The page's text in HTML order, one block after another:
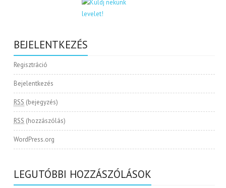
BEJELENTKEZÉS
Regisztráció
Bejelentkezés
RSS (bejegyzés)
RSS (hozzászólás)
WordPress.org
LEGUTÓBBI HOZZÁSZÓLÁSOK